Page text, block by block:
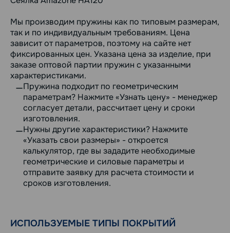
Мы производим пружины как по типовым размерам,
так и по индивидуальным требованиям. Цена
зависит от параметров, поэтому на сайте нет
фиксированных цен. Указана цена за изделие, при
заказе оптовой партии пружин с указанными
характеристиками.
Пружина подходит по геометрическим
параметрам? Нажмите «Узнать цену» - менеджер
согласует детали, рассчитает цену и сроки
изготовления.
Нужны другие характеристики? Нажмите
«Указать свои размеры» - откроется
калькулятор, где вы зададите необходимые
геометрические и силовые параметры и
отправите заявку для расчета стоимости и
сроков изготовления.
ИСПОЛЬЗУЕМЫЕ ТИПЫ ПОКРЫТИЙ